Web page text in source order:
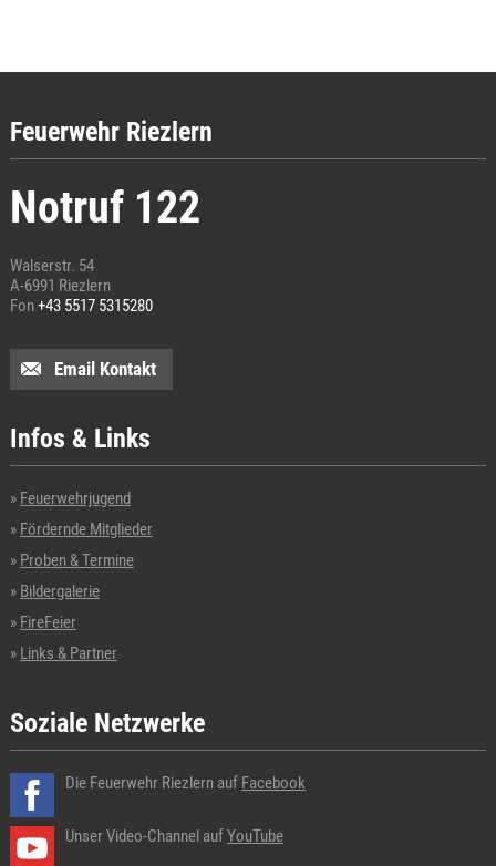
Feuerwehr Riezlern
Notruf 122
Walserstr. 54
A-6991 Riezlern
Fon+43 5517 5315280
Email Kontakt
Infos & Links
Feuerwehrjugend
Fördernde Mitglieder
Proben & Termine
Bildergalerie
FireFeier
Links & Partner
Soziale Netzwerke
Die Feuerwehr Riezlern auf Facebook
Unser Video-Channel aufYouTube